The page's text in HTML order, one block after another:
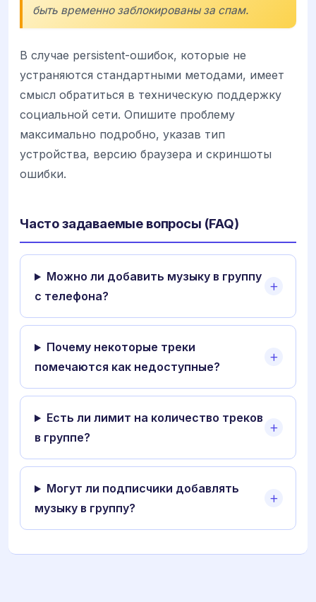
быть временно заблокированы за спам.
В случае persistent-ошибок, которые не
устраняются стандартными методами, имеет
смысл обратиться в техническую поддержку
социальной сети. Опишите проблему
максимально подробно, указав тип
устройства, версию браузера и скриншоты
ошибки.
Часто задаваемые вопросы (FAQ)
Можно ли добавить музыку в группу
с телефона?
Почему некоторые треки
помечаются как недоступные?
Есть ли лимит на количество треков
в группе?
Могут ли подписчики добавлять
музыку в группу?